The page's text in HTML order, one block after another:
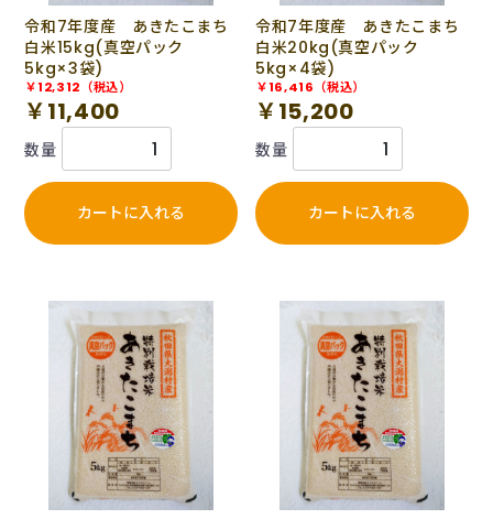
令和7年度産 あきたこまち
白米15kg(真空パック
5kg×3袋)
￥12,312（税込）
￥11,400
数量
カートに入れる
令和7年度産 あきたこまち
白米20kg(真空パック
5kg×4袋)
￥16,416（税込）
￥15,200
数量
カートに入れる